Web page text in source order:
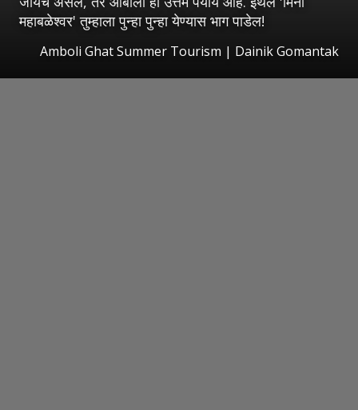
महाबळेश्वर' तुम्हाला पुन्हा पुन्हा येण्यास भाग पाडेल!
Amboli Ghat Summer Tourism | Dainik Gomantak